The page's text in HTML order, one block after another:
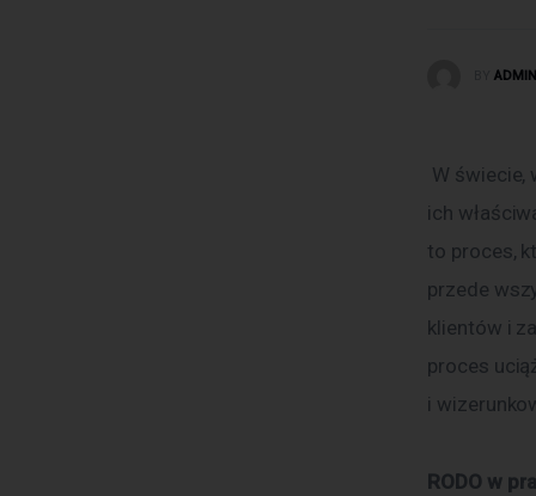
ADMIN
W świecie,
ich
to proces,
przede
klientów i
proces
i
RODO w